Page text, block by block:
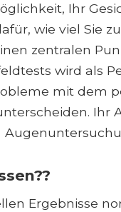
Ihr
wie viel Sie
zentralen
wird als
mit dem
Ihr
Ergebnisse